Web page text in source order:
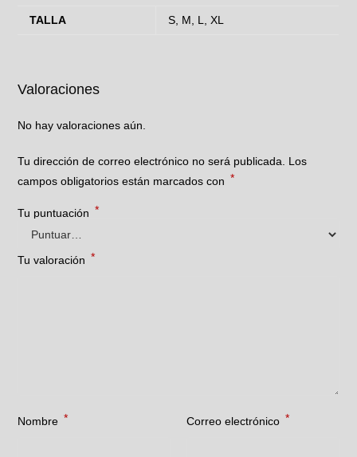
TALLA S, M, L, XL
Valoraciones
No hay valoraciones aún.
Tu dirección de correo electrónico no será publicada. Los
campos obligatorios están marcados con *
Tu puntuación *
Tu valoración *
Nombre * Correo electrónico *